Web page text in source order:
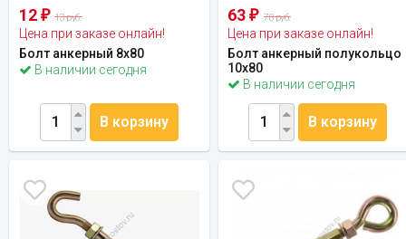
12 ₽ 13 руб.
Цена при заказе онлайн!
Болт анкерный 8x80
В наличии сегодня
В корзину
63₽ 70 руб.
Цена при заказе онлайн!
Болт анкерный полукольцо
10х80
В наличии сегодня
В корзину